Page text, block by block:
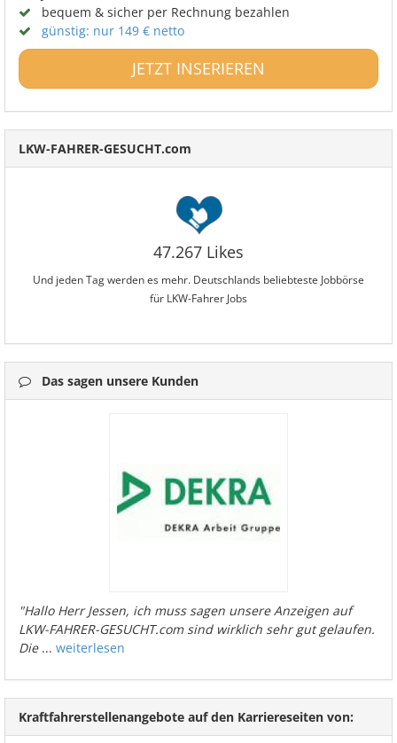
bequem & sicher per Rechnung bezahlen
günstig: nur 149 € netto
JETZT INSERIEREN
LKW-FAHRER-GESUCHT.com
47.267 Likes
Und jeden Tag werden es mehr. Deutschlands beliebteste Jobbörse
für LKW-Fahrer Jobs
Das sagen unsere Kunden
"Hallo Herr Jessen, ich muss sagen unsere Anzeigen auf
LKW-FAHRER-GESUCHT.com sind wirklich sehr gut gelaufen.
Die... weiterlesen
Kraftfahrerstellenangebote auf den Karriereseiten von: